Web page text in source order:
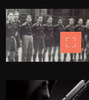
u
l
ä
r